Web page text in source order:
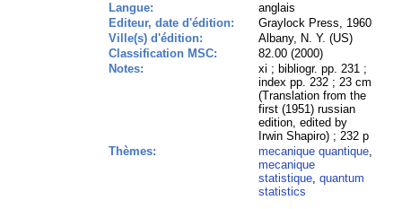
Langue:
anglais
Editeur, date d'édition:
Graylock Press, 1960
Ville(s) d'édition:
Albany, N. Y. (US)
Classification MSC:
82.00 (2000)
Notes:
xi ; bibliogr. pp. 231 ;
index pp. 232 ; 23 cm
(Translation from the
first (1951) russian
edition, edited by
Irwin Shapiro) ; 232 p
Thèmes:
mecanique quantique,
mecanique
statistique,quantum
statistics